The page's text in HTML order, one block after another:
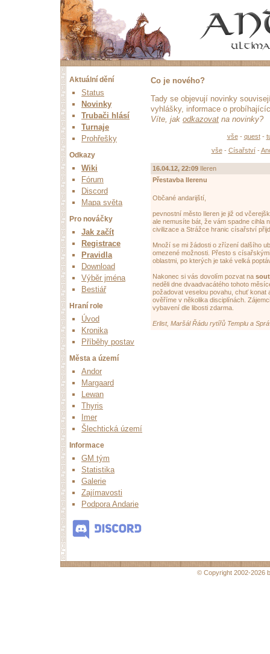
Aktuální dění
Status
Novinky
Trubači hlásí
Turnaje
Prohřešky
Odkazy
Wiki
Fórum
Discord
Mapa světa
Pro nováčky
Jak začít
Registrace
Pravidla
Download
Výběr jména
Bestiář
Hraní role
Úvod
Kronika
Příběhy postav
Města a území
Andor
Margaard
Lewan
Thyris
Imer
Šlechtická území
Informace
GM tým
Statistika
Galerie
Zajímavosti
Podpora Andarie
Co je nového?
Tady se objevují novinky
vyhlášky, informace o
Víte, jak odkazovat na novinky?
vše- quest-
vše- Císařství -
16.04.12, 22:09 Ileren
Přestavba Ilerenu
Občané andarijští,
pevnostní město Ileren je již od
ale nemusíte bát, že vám spadne cihla
civilizace a Strážce hranic císařství
Množí se mi žádosti o zřízení dalšího
omezené možnosti. Přesto s
oblastmi, po kterých je také velká
Nakonec si vás dovolím pozvat na
neděli dne dvaadvacátého tohoto
požadovat veselou povahu, chuť konat
ověříme v několika disciplínách.
vybavení dle libosti zdarma.
Erlist, Maršál Řádu rytířů Templu a
© Copyright 2002-2026